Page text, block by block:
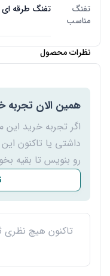
تفنگ
مناسب
تفنگ طرقه ای 8 تایی
نظرات محصول
همین الان تجربه
اگر تجربه خرید این
داشتی یا تاکنون
رو بنویس تا بقیه
تاکنون هیچ نظری